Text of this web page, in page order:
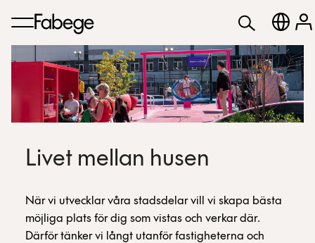
Livet mellan husen
När vi utvecklar våra stadsdelar vill vi skapa bästa
möjliga plats för dig som vistas och verkar där.
Därför tänker vi långt utanför fastigheterna och